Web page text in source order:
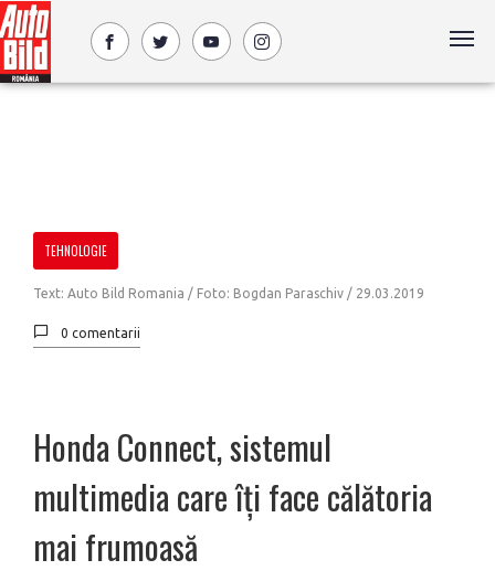
TEHNOLOGIE
Text: Auto Bild Romania / Foto: Bogdan Paraschiv / 29.03.2019
0 comentarii
Honda Connect, sistemul
multimedia care îți face călătoria
mai frumoasă